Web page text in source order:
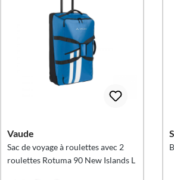
Vaude
Sac de voyage à roulettes avec 2
roulettes Rotuma 90 New Islands L